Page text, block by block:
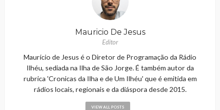
Mauricio De Jesus
Editor
Maurício de Jesus é o Diretor de Programação da Rádio
Ilhéu, sediada na Ilha de São Jorge. É também autor da
rubrica 'Cronicas da Ilha e de Um Ilhéu' que é emitida em
rádios locais, regionais e da diáspora desde 2015.
VIEW ALL POSTS